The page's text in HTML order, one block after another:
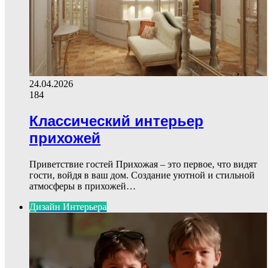
24.04.2026
184
Классический интерьер
прихожей
Приветствие гостей Прихожая – это первое, что видят
гости, войдя в ваш дом. Создание уютной и стильной
атмосферы в прихожей…
Дизайн Интерьера